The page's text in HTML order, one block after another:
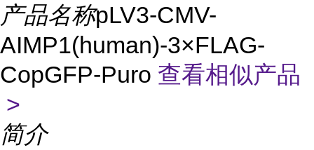
产品名称pLV3-CMV-
AIMP1(human)-3×FLAG-
CopGFP-Puro 查看相似产品
>
简介